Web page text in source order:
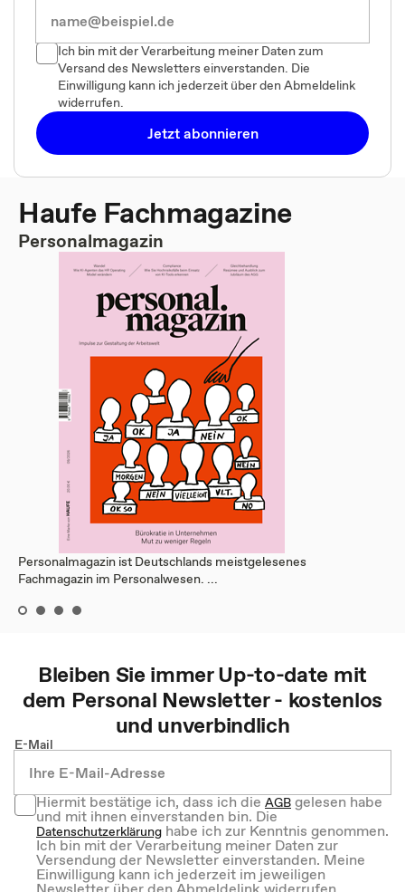
Ich bin mit der Verarbeitung meiner Daten zum
Versand des Newsletters einverstanden. Die
Einwilligung kann ich jederzeit über den Abmeldelink
widerrufen.
Jetzt abonnieren
Haufe Fachmagazine
Personalmagazin
Personalmagazin ist Deutschlands meistgelesenes
Fachmagazin im Personalwesen. ...
Bleiben Sie immer Up-to-date mit
dem Personal Newsletter - kostenlos
und unverbindlich
E-Mail
Hiermit bestätige ich, dass ich dieAGBgelesen habe
und mit ihnen einverstanden bin. Die
Datenschutzerklärung habe ich zur Kenntnis genommen.
Ich bin mit der Verarbeitung meiner Daten zur
Versendung der Newsletter einverstanden. Meine
Einwilligung kann ich jederzeit im jeweiligen